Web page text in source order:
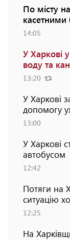
По місту
14:05
У Харкові
воду та
13:20
У Харкові
допомогу
13:00
У Харкові
автобусом
12:42
Потяги на
ситуацію
12:25
На